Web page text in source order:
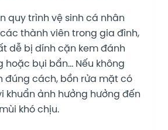
quy trình vệ sinh cá nhân
thành viên trong gia đình,
dễ bị dính cặn kem đánh
hoặc bụi bẩn… Nếu không
đúng cách, bồn rửa mặt có
khuẩn ảnh hưởng hưởng đến
khó chịu.